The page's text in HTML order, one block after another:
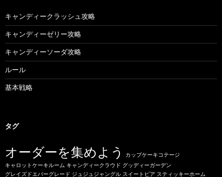
キャンディークラッシュ攻略
キャンディーゼリー攻略
キャンディーソーダ攻略
ルール
基本戦略
タグ
オーダーを集めよう
カップケーキコテージ
キャロットケーキルーム キャンディークラウド グッディーガーデン
グレイズドエバーグレード ジュジュジャングル スイートピア スティッキーホーム